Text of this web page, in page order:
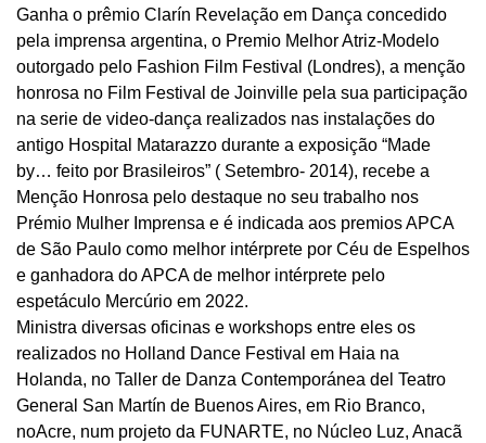
Ganha o prêmio Clarín Revelação em Dança concedido
pela imprensa argentina, o Premio Melhor Atriz-Modelo
outorgado pelo Fashion Film Festival (Londres), a menção
honrosa no Film Festival de Joinville pela sua participação
na serie de video-dança realizados nas instalações do
antigo Hospital Matarazzo durante a exposição “Made
by… feito por Brasileiros” ( Setembro- 2014), recebe a
Menção Honrosa pelo destaque no seu trabalho nos
Prémio Mulher Imprensa e é indicada aos premios APCA
de São Paulo como melhor intérprete por Céu de Espelhos
e ganhadora do APCA de melhor intérprete pelo
espetáculo Mercúrio em 2022.
Ministra diversas oficinas e workshops entre eles os
realizados no Holland Dance Festival em Haia na
Holanda, no Taller de Danza Contemporánea del Teatro
General San Martín de Buenos Aires, em Rio Branco,
noAcre, num projeto da FUNARTE, no Núcleo Luz, Anacã